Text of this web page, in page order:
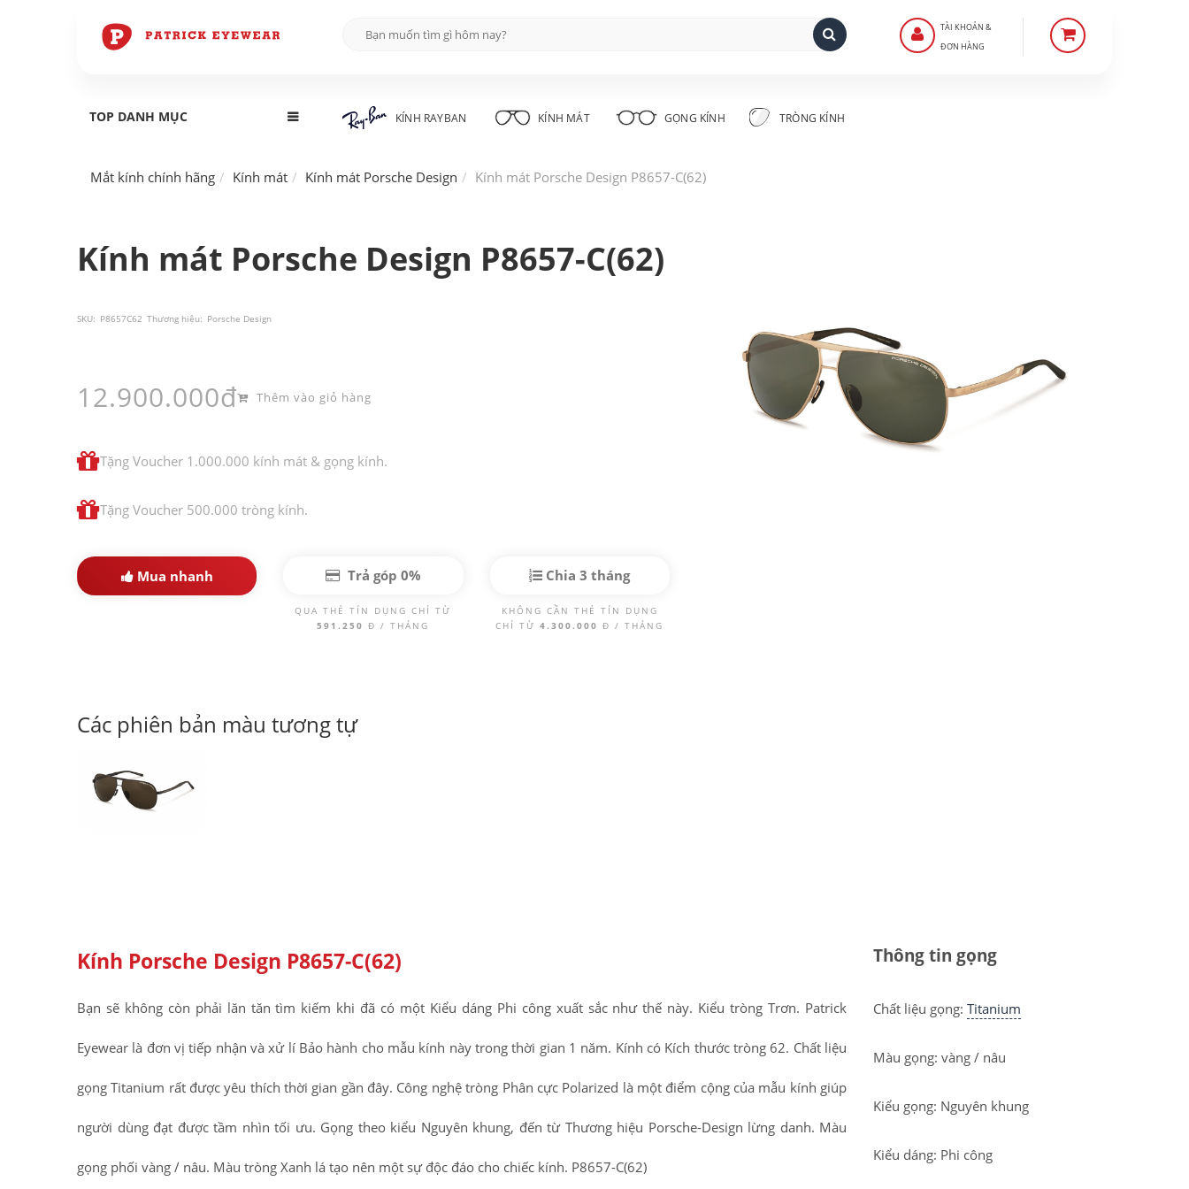
TÀI KHOẢN &
ĐƠN HÀNG
TOP DANH MỤC KÍNH RAYBAN KÍNH MÁT GỌNG KÍNH TRÒNG KÍNH
Mắt kính chính hãng Kính mát Kính mát Porsche Design Kính mát Porsche Design P8657-C(62)
Kính mát Porsche Design P8657-C(62)
SKU: P8657C62 Thương hiệu: Porsche Design
12.900.000đ Thêm vào giỏ hàng
Tặng Voucher 1.000.000 kính mát & gọng kính.
Tặng Voucher 500.000 tròng kính.
Mua nhanh Trả góp 0%
QUA THẺ TÍN DỤNG CHỈ TỪ
591.250Đ / THÁNG
Chia 3 tháng
KHÔNG CẦN THẺ TÍN DỤNG
CHỈ TỪ4.300.000Đ / THÁNG
Các phiên bản màu tương tự
Kính Porsche Design P8657-C(62)
Bạn sẽ không còn phải lăn tăn tìm kiếm khi đã có một Kiểu dáng Phi công xuất sắc như thế này. Kiểu tròng Trơn. Patrick
Eyewear là đơn vị tiếp nhận và xử lí Bảo hành cho mẫu kính này trong thời gian 1 năm. Kính có Kích thước tròng 62. Chất liệu
gọng Titanium rất được yêu thích thời gian gần đây. Công nghệ tròng Phân cực Polarized là một điểm cộng của mẫu kính giúp
người dùng đạt được tầm nhìn tối ưu. Gọng theo kiểu Nguyên khung, đến từ Thương hiệu Porsche-Design lừng danh. Màu
gọng phối vàng / nâu. Màu tròng Xanh lá tạo nên một sự độc đáo cho chiếc kính. P8657-C(62)
Thông tin gọng
Chất liệu gọng: Titanium
Màu gọng: vàng / nâu
Kiểu gọng: Nguyên khung
Kiểu dáng: Phi công